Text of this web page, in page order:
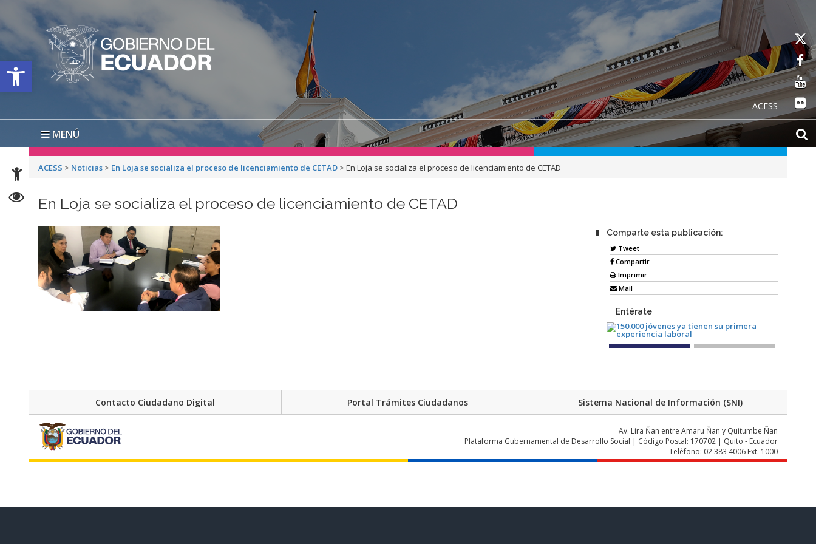
Open toolbar
ACESS
MENÚ
ACESS > Noticias > En Loja se socializa el proceso de licenciamiento de CETAD >En Loja se socializa el proceso de licenciamiento de CETAD
En Loja se socializa el proceso de licenciamiento de CETAD
Comparte esta publicación:
Tweet
Compartir
Imprimir
Mail
Entérate
Contacto Ciudadano Digital Portal Trámites Ciudadanos Sistema Nacional de Información (SNI)
Av. Lira Ňan entre Amaru Ňan y Quitumbe Ñan
Plataforma Gubernamental de Desarrollo Social | Código Postal: 170702 | Quito - Ecuador
Teléfono: 02 383 4006 Ext. 1000